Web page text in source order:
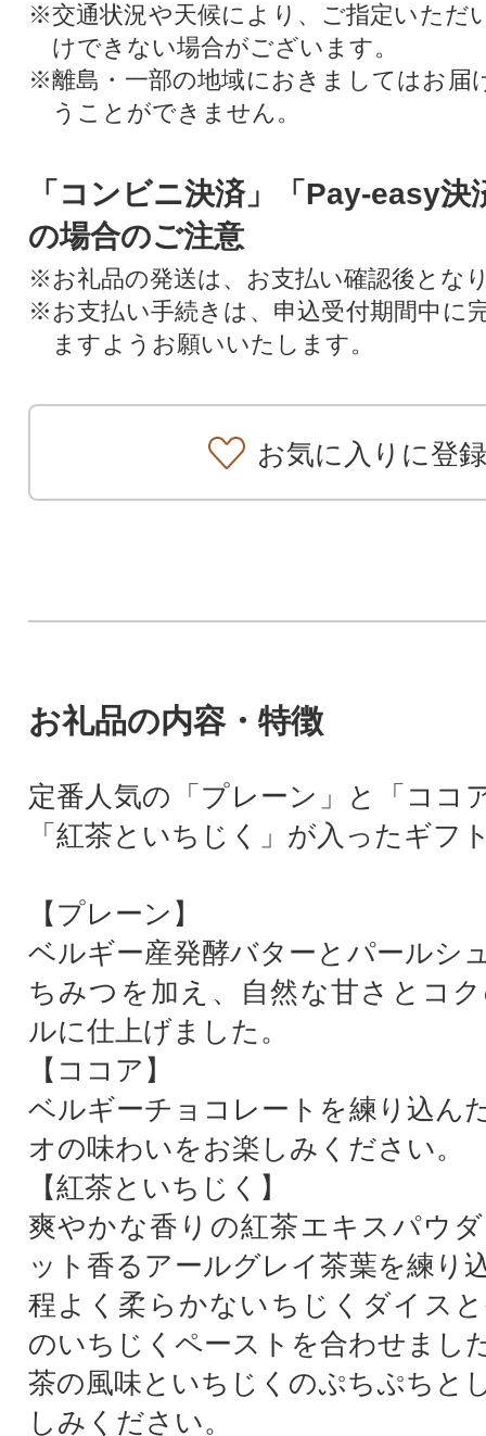
※交通状況や天候により、ご指定いただ
けできない場合がございます。
※離島・一部の地域におきましてはお届
うことができません。
「コンビニ決済」「Pay-easy決
の場合のご注意
※お礼品の発送は、お支払い確認後とな
※お支払い手続きは、申込受付期間中に
ますようお願いいたします。
お気に入りに登録
お礼品の内容・特徴
定番人気の「プレーン」と「ココ
「紅茶といちじく」が入ったギフ
【プレーン】
ベルギー産発酵バターとパールシ
ちみつを加え、自然な甘さとコ
ルに仕上げました。
【ココア】
ベルギーチョコレートを練り込ん
オの味わいをお楽しみください。
【紅茶といちじく】
爽やかな香りの紅茶エキスパウ
ット香るアールグレイ茶葉を練り
程よく柔らかないちじくダイス
のいちじくペーストを合わせまし
茶の風味といちじくのぷちぷちと
しみください。